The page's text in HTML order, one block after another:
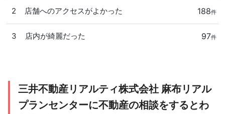
2 店舗へのアクセスがよかった 188件
3 店内が綺麗だった 97件
三井不動産リアルティ株式会社 麻布リアル
プランセンターに不動産の相談をするとわ